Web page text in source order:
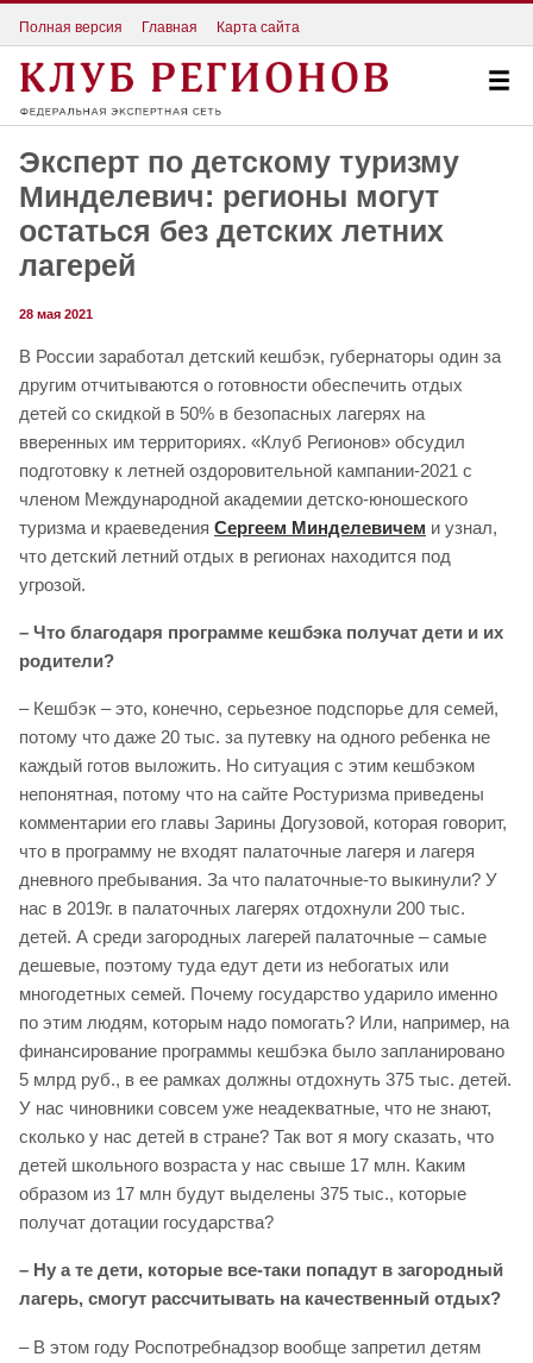
Полная версия Главная Карта сайта
Эксперт по детскому туризму
Минделевич: регионы могут
остаться без детских летних
лагерей
28 мая 2021
В России заработал детский кешбэк, губернаторы один за
другим отчитываются о готовности обеспечить отдых
детей со скидкой в 50% в безопасных лагерях на
вверенных им территориях. «Клуб Регионов» обсудил
подготовку к летней оздоровительной кампании-2021 с
членом Международной академии детско-юношеского
туризма и краеведения Сергеем Минделевичем и узнал,
что детский летний отдых в регионах находится под
угрозой.
– Что благодаря программе кешбэка получат дети и их
родители?
– Кешбэк – это, конечно, серьезное подспорье для семей,
потому что даже 20 тыс. за путевку на одного ребенка не
каждый готов выложить. Но ситуация с этим кешбэком
непонятная, потому что на сайте Ростуризма приведены
комментарии его главы Зарины Догузовой, которая говорит,
что в программу не входят палаточные лагеря и лагеря
дневного пребывания. За что палаточные-то выкинули? У
нас в 2019г. в палаточных лагерях отдохнули 200 тыс.
детей. А среди загородных лагерей палаточные – самые
дешевые, поэтому туда едут дети из небогатых или
многодетных семей. Почему государство ударило именно
по этим людям, которым надо помогать? Или, например, на
финансирование программы кешбэка было запланировано
5 млрд руб., в ее рамках должны отдохнуть 375 тыс. детей.
У нас чиновники совсем уже неадекватные, что не знают,
сколько у нас детей в стране? Так вот я могу сказать, что
детей школьного возраста у нас свыше 17 млн. Каким
образом из 17 млн будут выделены 375 тыс., которые
получат дотации государства?
– Ну а те дети, которые все-таки попадут в загородный
лагерь, смогут рассчитывать на качественный отдых?
– В этом году Роспотребнадзор вообще запретил детям